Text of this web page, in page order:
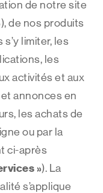
de notre site
), de nos produits
limiter, les
les
activités et aux
annonces en
les achats de
ou par la
ci-après
»). La
s’applique